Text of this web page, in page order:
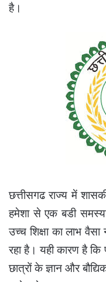
है।
छत्तीसगढ राज्य में
हमेशा से एक बडी
उच्च शिक्षा का लाभ
रहा है। यही कारण है कि
छात्रों के ज्ञान और